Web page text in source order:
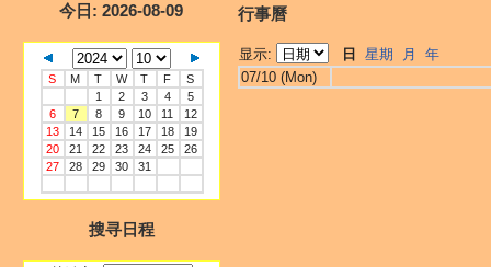
今日 : 2026-08-09
S M T W T F
S
1
2 3 4
5
6
7 8 9 10 11
12
13
14 15 16 17 18
19
20
21 22 23 24 25
26
27
28 29 30 31
搜寻日程
行事曆
显示: 日 星期 月
年
07/10 (Mon)